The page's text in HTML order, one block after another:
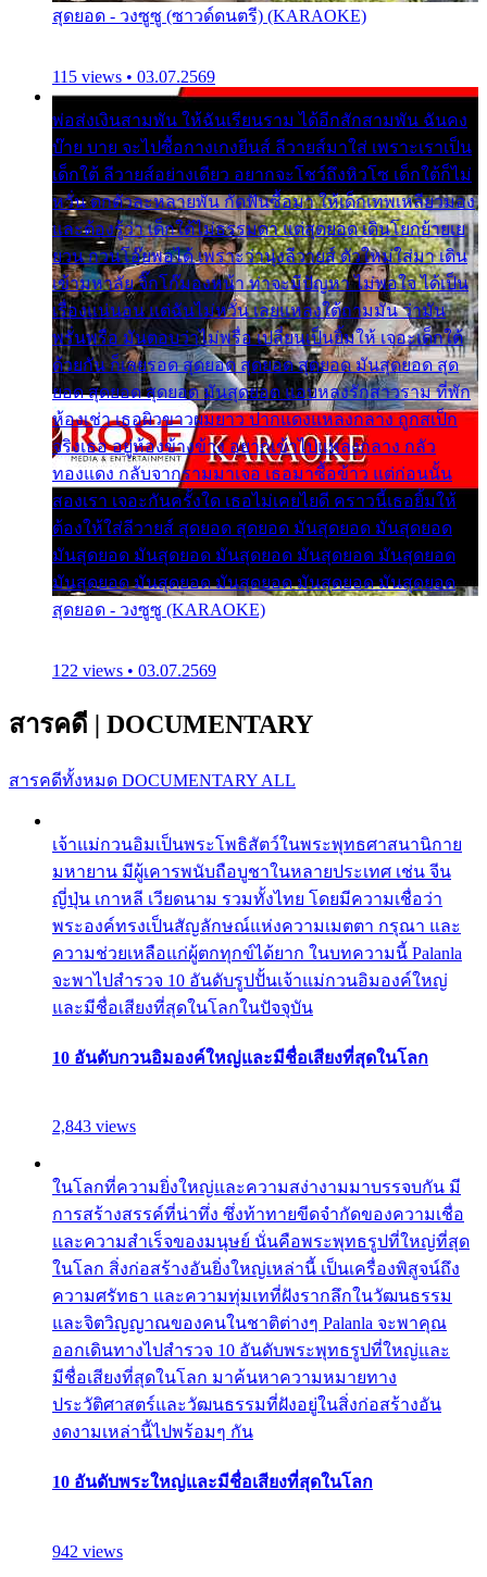
สุดยอด - วงซูซู (ซาวด์ดนตรี) (KARAOKE)
115 views • 03.07.2569
พ่อส่งเงินสามพัน ให้ฉันเรียนราม ได้อีกสักสามพัน ฉันคง
บ๊าย บาย จะไปซื้อกางเกงยีนส์ ลีวายส์มาใส่ เพราะเราเป็น
เด็กใต้ ลีวายส์อย่างเดียว อยากจะโชว์ถึงหิวโซ เด็กใต้ก็ไม่
หวั่น ตกตัวละหลายพัน กัดฟันซื้อมา ให้เด็กเทพเหลียวมอง
และต้องรู้ว่า เด็กใต้ไม่ธรรมดา แต่สุดยอด เดินโยกย้ายเย
ยวน กวนโอ๊ยพอได้ เพราะว่านุ่งลีวายส์ ตัวใหม่ใส่มา เดิน
เข้ามหาลัย จิ๊กโก๊มองหน้า ท่าจะมีปัญหา ไม่พอใจ ได้เป็น
เรื่องแน่นอน แต่ฉันไม่หวั่น เลยแหลงใต้ถามมัน ว่ามัน
พรั่นพรือ มันตอบว่าไม่พรื่อ เปลี่ยนเป็นยิ้มให้ เจอะเด็กใต้
ด้วยกัน ก็เลยรอด สุดยอด สุดยอด สุดยอด มันสุดยอด สุด
ยอด สุดยอด สุดยอด มันสุดยอด แอบหลงรักสาวราม ที่พัก
ห้องเช่า เธอผิวขาวผมยาว ปากแดงแหลงกลาง ถูกสเป็ก
จริงเธอ อยู่ห้องข้างข้าง อยากเข้าไปแหลงกลาง กลัว
ทองแดง กลับจากรามมาเจอ เธอมาซื้อข้าว แต่ก่อนนั้น
สองเรา เจอะกันครั้งใด เธอไม่เคยไยดี คราวนี้เธอยิ้มให้
ต้องให้ใส่ลีวายส์ สุดยอด สุดยอด มันสุดยอด มันสุดยอด
มันสุดยอด มันสุดยอด มันสุดยอด มันสุดยอด มันสุดยอด
มันสุดยอด มันสุดยอด มันสุดยอด มันสุดยอด มันสุดยอด
สุดยอด - วงซูซู (KARAOKE)
122 views • 03.07.2569
สารคดี | DOCUMENTARY
สารคดีทั้งหมด DOCUMENTARY ALL
เจ้าแม่กวนอิมเป็นพระโพธิสัตว์ในพระพุทธศาสนานิกาย
มหายาน มีผู้เคารพนับถือบูชาในหลายประเทศ เช่น จีน
ญี่ปุ่น เกาหลี เวียดนาม รวมทั้งไทย โดยมีความเชื่อว่า
พระองค์ทรงเป็นสัญลักษณ์แห่งความเมตตา กรุณา และ
ความช่วยเหลือแก่ผู้ตกทุกข์ได้ยาก ในบทความนี้ Palanla
จะพาไปสำรวจ 10 อันดับรูปปั้นเจ้าแม่กวนอิมองค์ใหญ่
และมีชื่อเสียงที่สุดในโลกในปัจจุบัน
10 อันดับกวนอิมองค์ใหญ่และมีชื่อเสียงที่สุดในโลก
2,843 views
ในโลกที่ความยิ่งใหญ่และความสง่างามมาบรรจบกัน มี
การสร้างสรรค์ที่น่าทึ่ง ซึ่งท้าทายขีดจำกัดของความเชื่อ
และความสำเร็จของมนุษย์ นั่นคือพระพุทธรูปที่ใหญ่ที่สุด
ในโลก สิ่งก่อสร้างอันยิ่งใหญ่เหล่านี้ เป็นเครื่องพิสูจน์ถึง
ความศรัทธา และความทุ่มเทที่ฝังรากลึกในวัฒนธรรม
และจิตวิญญาณของคนในชาติต่างๆ Palanla จะพาคุณ
ออกเดินทางไปสำรวจ 10 อันดับพระพุทธรูปที่ใหญ่และ
มีชื่อเสียงที่สุดในโลก มาค้นหาความหมายทาง
ประวัติศาสตร์และวัฒนธรรมที่ฝังอยู่ในสิ่งก่อสร้างอัน
งดงามเหล่านี้ไปพร้อมๆ กัน
10 อันดับพระใหญ่และมีชื่อเสียงที่สุดในโลก
942 views